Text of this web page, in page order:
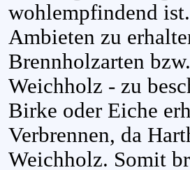
wohlempfindend
Ambieten zu
Brennholzarten
Weichholz - zu
Birke oder Eiche
Verbrennen, da
Weichholz. Somit